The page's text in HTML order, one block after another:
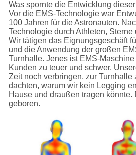
Was spornte die Entwicklung
Vor die EMS-Technologie war
100 Jahren für die Astronauten.
Technologie durch Athleten, Sterne
Wir tätigen das Eignungsgeschäft
und die Anwendung der großen
Turnhalle. Jenes ist EMS-
Kunden zu teuer und schwer.
Zeit noch verbringen, zur Turnhalle
dachten, warum wir kein Legging
Hause und draußen tragen könnte.
geboren.